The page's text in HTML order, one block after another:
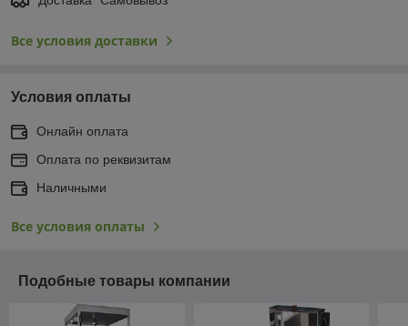
Все условия доставки
Условия оплаты
Онлайн оплата
Оплата по реквизитам
Наличными
Все условия оплаты
Подобные товары компании